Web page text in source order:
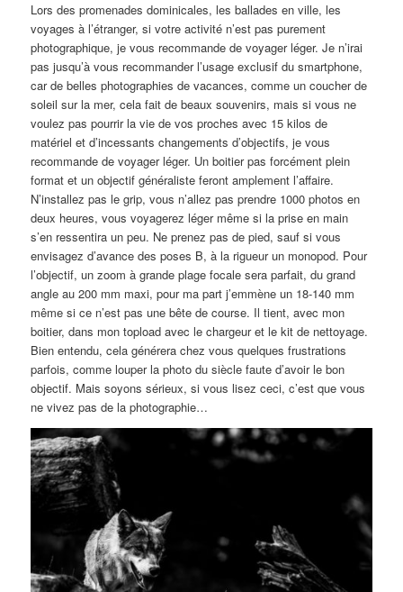
Lors des promenades dominicales, les ballades en ville, les
voyages à l’étranger, si votre activité n’est pas purement
photographique, je vous recommande de voyager léger. Je n’irai
pas jusqu’à vous recommander l’usage exclusif du smartphone,
car de belles photographies de vacances, comme un coucher de
soleil sur la mer, cela fait de beaux souvenirs, mais si vous ne
voulez pas pourrir la vie de vos proches avec 15 kilos de
matériel et d’incessants changements d’objectifs, je vous
recommande de voyager léger. Un boitier pas forcément plein
format et un objectif généraliste feront amplement l’affaire.
N’installez pas le grip, vous n’allez pas prendre 1000 photos en
deux heures, vous voyagerez léger même si la prise en main
s’en ressentira un peu. Ne prenez pas de pied, sauf si vous
envisagez d’avance des poses B, à la rigueur un monopod. Pour
l’objectif, un zoom à grande plage focale sera parfait, du grand
angle au 200 mm maxi, pour ma part j’emmène un 18-140 mm
même si ce n’est pas une bête de course. Il tient, avec mon
boitier, dans mon topload avec le chargeur et le kit de nettoyage.
Bien entendu, cela générera chez vous quelques frustrations
parfois, comme louper la photo du siècle faute d’avoir le bon
objectif. Mais soyons sérieux, si vous lisez ceci, c’est que vous
ne vivez pas de la photographie…